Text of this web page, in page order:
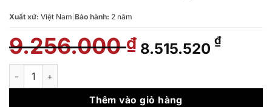
Xuất xứ: Việt Nam Bảo hành: 2 năm
9.256.000₫ Giá
gốc
9.256.000 ₫.
8.515.520 ₫Giá
là:
Bồn tắm Caesar AT0670L(R) số lượng
Thêm vào giỏ hàng